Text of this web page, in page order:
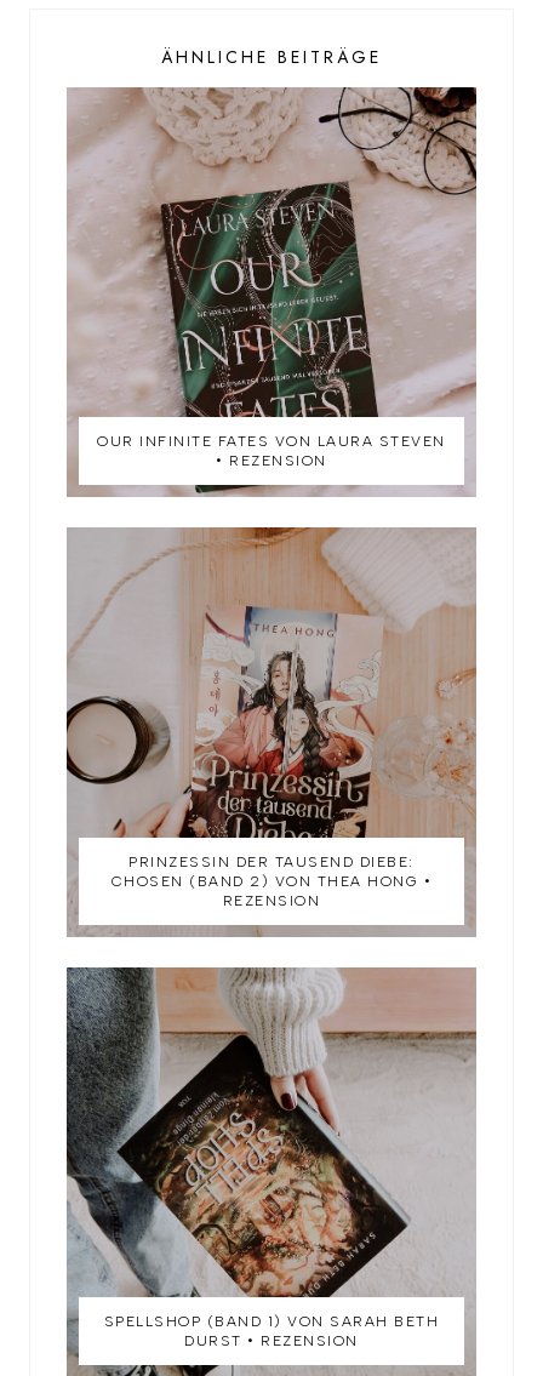
ÄHNLICHE BEITRÄGE
OUR INFINITE FATES VON LAURA STEVEN
• REZENSION
PRINZESSIN DER TAUSEND DIEBE:
CHOSEN (BAND 2) VON THEA HONG •
REZENSION
SPELLSHOP (BAND 1) VON SARAH BETH
DURST • REZENSION